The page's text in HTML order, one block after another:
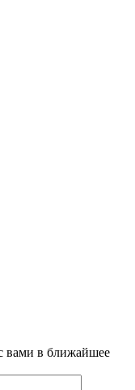
вами в ближайшее